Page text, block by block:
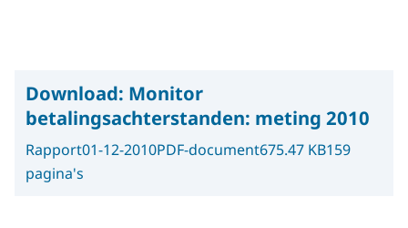
Download: Monitor
betalingsachterstanden: meting 2010
Rapport01-12-2010PDF-document675.47 KB159
pagina's